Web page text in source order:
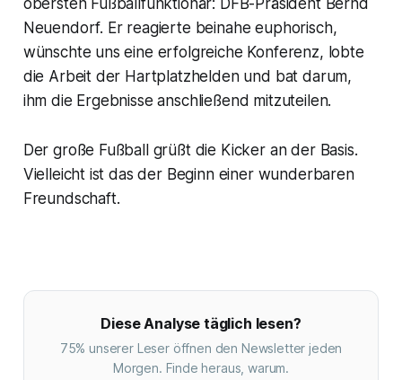
obersten Fußballfunktionär: DFB-Präsident Bernd
Neuendorf. Er reagierte beinahe euphorisch,
wünschte uns eine erfolgreiche Konferenz, lobte
die Arbeit der Hartplatzhelden und bat darum,
ihm die Ergebnisse anschließend mitzuteilen.
Der große Fußball grüßt die Kicker an der Basis.
Vielleicht ist das der Beginn einer wunderbaren
Freundschaft.
Diese Analyse täglich lesen?
75% unserer Leser öffnen den Newsletter jeden
Morgen. Finde heraus, warum.